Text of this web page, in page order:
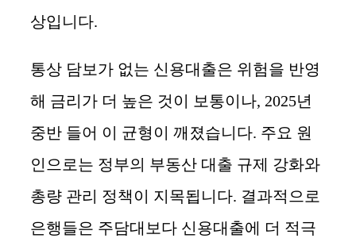
상입니다.
통상 담보가 없는 신용대출은 위험을 반영
해 금리가 더 높은 것이 보통이나, 2025년
중반 들어 이 균형이 깨졌습니다. 주요 원
인으로는 정부의 부동산 대출 규제 강화와
총량 관리 정책이 지목됩니다. 결과적으로
은행들은 주담대보다 신용대출에 더 적극